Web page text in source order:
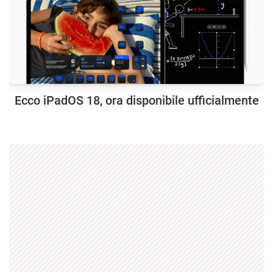
Ecco iPadOS 18, ora disponibile ufficialmente